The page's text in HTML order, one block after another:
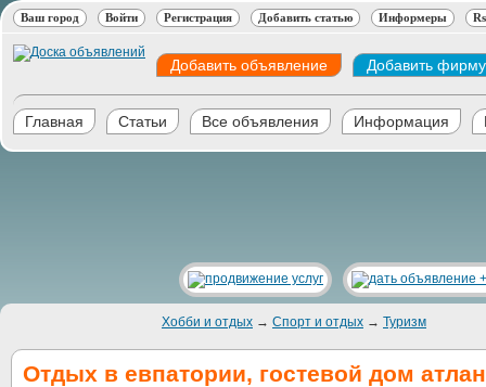
Ваш город Войти Регистрация Добавить статью Информеры
Добавить объявление Добавить фирму
Главная Статьи Все объявления Информация
Хобби и отдых → Спорт и отдых → Туризм
Отдых в евпатории, гостевой дом